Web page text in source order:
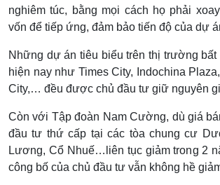
nghiêm túc, bằng mọi cách họ phải
vốn để tiếp ứng, đảm bảo tiến độ của dự
Những dự án tiêu biểu trên thị trường bất
hiện nay như Times City, Indochina
City,… đều được chủ đầu tư giữ nguyên
Còn với Tập đoàn Nam Cường, dù giá
đầu tư thứ cấp tại các tòa chung cư
Lương, Cổ Nhuế…liên tục giảm trong 2
công bố của chủ đầu tư vẫn không hề